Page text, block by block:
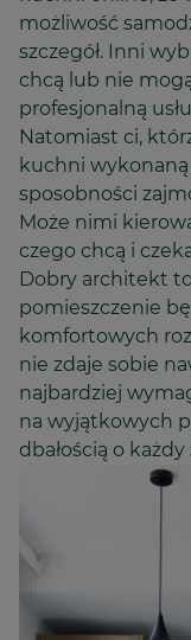
możliwość
szczegół. Inni
chcą lub nie
profesjonalną
Natomiast ci,
kuchni wykonaną
sposobności
Może nimi
czego chcą i
Dobry architekt
pomieszczenie
komfortowych
nie zdaje sobie
najbardziej
na wyjątkowych
dbałością o każdy